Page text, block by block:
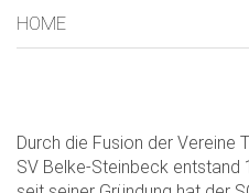
HOME
Durch die Fusion der Vereine
SV Belke-Steinbeck entstand